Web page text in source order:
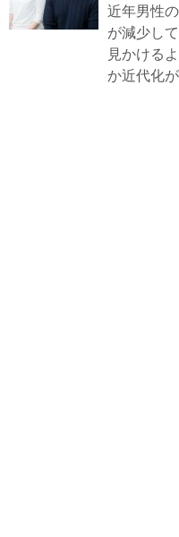
近年男性
が減少し
見かける
か近代化